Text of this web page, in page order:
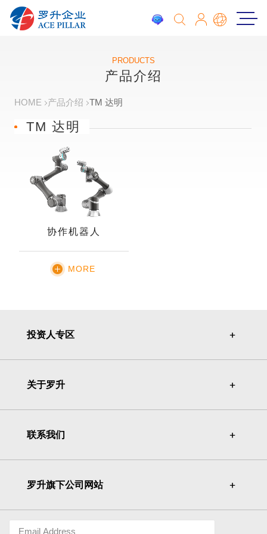
PRODUCTS
产品介绍
HOME 产品介绍 TM 达明
TM 达明
协作机器人
MORE
投资人专区 ＋
＋
关于罗升 ＋
＋
联系我们 ＋
＋
罗升旗下公司网站 ＋
＋